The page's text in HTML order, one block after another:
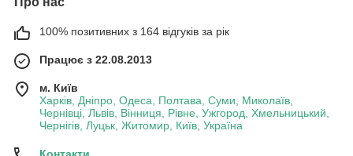
100% позитивних з 164 відгуків за рік
Працює з 22.08.2013
м. Київ
Харків, Дніпро, Одеса, Полтава, Суми, Миколаїв,
Чернівці, Львів, Вінниця, Рівне, Ужгород, Хмельницький,
Чернігів, Луцьк, Житомир, Київ, Україна